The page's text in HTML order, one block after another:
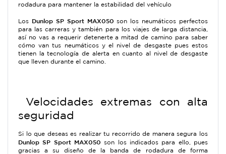
rodadura para mantener la estabilidad del vehículo
Los Dunlop SP Sport MAX050 son los neumáticos perfectos
para las carreras y también para los viajes de larga distancia,
así no vas a requerir detenerte a mitad de camino para saber
cómo van tus neumáticos y el nivel de desgaste pues estos
tienen la tecnología de alerta en cuanto al nivel de desgaste
que lleven durante el camino.
Velocidades extremas con alta
seguridad
Si lo que deseas es realizar tu recorrido de manera segura los
Dunlop SP Sport MAX050 son los indicados para ello, pues
gracias a su diseño de la banda de rodadura de forma